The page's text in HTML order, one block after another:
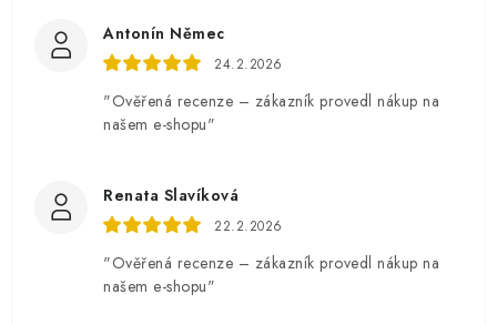
Antonín Němec
24.2.2026
"Ověřená recenze – zákazník provedl nákup na
našem e-shopu"
Renata Slavíková
22.2.2026
"Ověřená recenze – zákazník provedl nákup na
našem e-shopu"